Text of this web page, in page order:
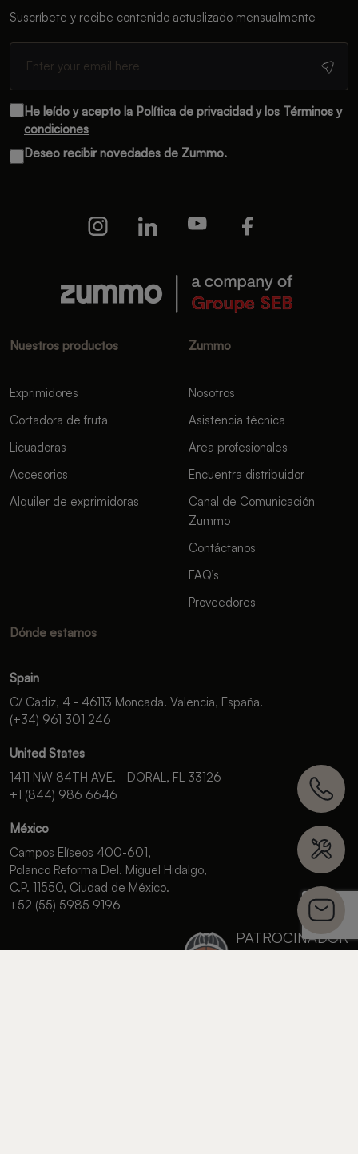
Nuestros productos
Exprimidores
Cortadora de fruta
Licuadoras
Accesorios
Alquiler de exprimidoras
Zummo
Nosotros
Asistencia técnica
Área profesionales
Encuentra distribuidor
Canal de Comunicación
Zummo
Contáctanos
FAQ’s
Proveedores
Suscríbete y recibe contenido actualizado mensualmente
He leído y acepto la Política de privacidad y los Términos y
condiciones
Deseo recibir novedades de Zummo.
Dónde estamos
Spain
C/ Cádiz, 4 - 46113 Moncada. Valencia, España.
(+34) 961 301 246
United States
1411 NW 84TH AVE. - DORAL, FL 33126
+1 (844) 986 6646
México
Campos Elíseos 400-601,
Polanco Reforma Del. Miguel Hidalgo,
C.P. 11550, Ciudad de México.
+52 (55) 5985 9196
PATROCINADOR